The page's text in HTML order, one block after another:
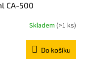
CA-500
Skladem (>1 ks)
Do košíku